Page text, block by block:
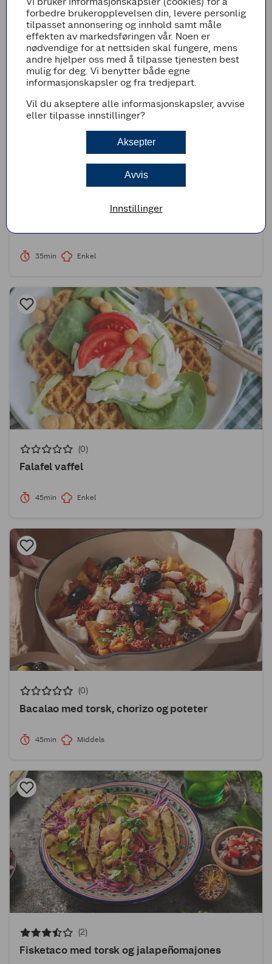
50min Enkel
35min Enkel
(0)
Falafel vaffel
45min Enkel
(0)
Bacalao med torsk, chorizo og poteter
45min Middels
(2)
Fisketaco med torsk og jalapeñomajones
forbedre brukeropplevelsen din, levere personlig
tilpasset annonsering og innhold samt måle
effekten av markedsføringen vår. Noen er
nødvendige for at nettsiden skal fungere, mens
andre hjelper oss med å tilpasse tjenesten best
mulig for deg. Vi benytter både egne
informasjonskapsler og fra tredjepart.
Vil du akseptere alle informasjonskapsler, avvise
eller tilpasse innstillinger?
Aksepter
Avvis
Innstillinger